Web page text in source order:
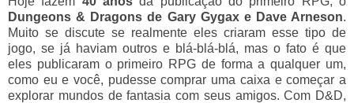
Dungeons & Dragons de Gary Gygax e Dave Arneson.
Muito se discute se realmente eles criaram esse tipo de
jogo, se já haviam outros e blá-blá-blá, mas o fato é que
eles publicaram o primeiro RPG de forma a qualquer um,
como eu e você, pudesse comprar uma caixa e começar a
explorar mundos de fantasia com seus amigos. Com D&D,